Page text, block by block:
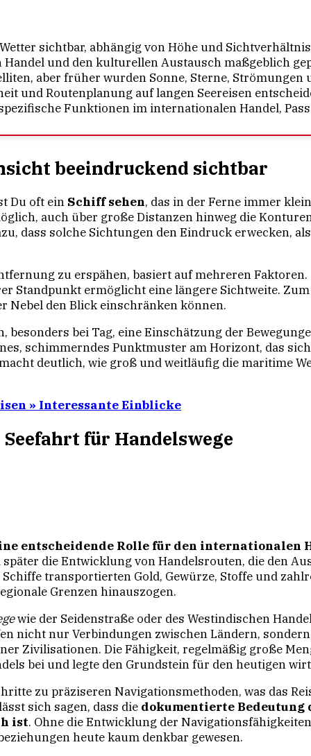
sichtbar, abhängig von Höhe und
und den kulturellen Austausch maßgeblich
aber früher wurden Sonne, Sterne, Strömungen
und Routenplanung auf langen Seereisen
Funktionen im internationalen Handel,
beeindruckend sichtbar
Du oft ein Schiff sehen, das in der Ferne immer
auch über große Distanzen hinweg die
dass solche Sichtungen den Eindruck erwecken,
zu erspähen, basiert auf mehreren
Standpunkt ermöglicht eine längere Sichtweite.
Nebel den Blick einschränken können.
bei Tag, eine Einschätzung der
schimmerndes Punktmuster am Horizont, das
deutlich, wie groß und weitläufig die maritime
» Interessante Einblicke
für Handelswege
entscheidende Rolle für den internationalen
die Entwicklung von Handelsrouten, die den
transportierten Gold, Gewürze, Stoffe und
Grenzen hinauszogen.
wie der Seidenstraße oder des Westindischen
nicht nur Verbindungen zwischen Ländern,
Zivilisationen. Die Fähigkeit, regelmäßig große
bei und legte den Grundstein für den heutigen
zu präziseren Navigationsmethoden, was das
sich sagen, dass die dokumentierte Bedeutung
ist. Ohne die Entwicklung der
heute kaum denkbar gewesen.